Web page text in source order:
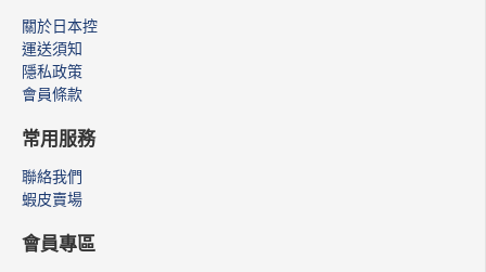
關於日本控
運送須知
隱私政策
會員條款
常用服務
聯絡我們
蝦皮賣場
會員專區